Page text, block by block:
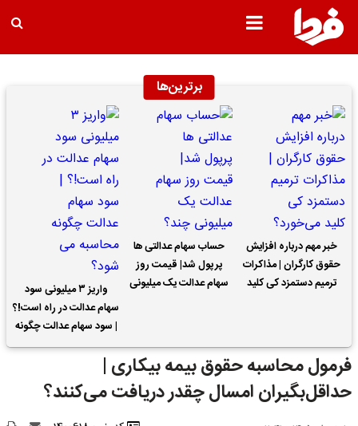
برترین‌ها
خبر مهم درباره افزایش
حقوق کارگران | مذاکرات
ترمیم دستمزد کی کلید
حساب سهام عدالتی ها
پرپول شد| قیمت روز
سهام عدالت یک میلیونی
واریز ۳ میلیونی سود
سهام عدالت در راه است!؟
| سود سهام عدالت چگونه
محاسبه می شود؟
فرمول محاسبه حقوق بیمه بیکاری |
حداقل‌بگیران امسال چقدر دریافت می‌کنند؟